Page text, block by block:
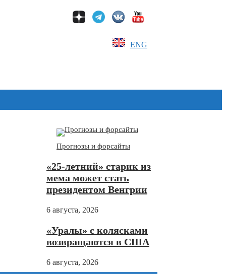
ENG
Прогнозы и форсайты
«25-летний» старик из
мема может стать
президентом Венгрии
6 августа, 2026
«Уралы» с колясками
возвращаются в США
6 августа, 2026